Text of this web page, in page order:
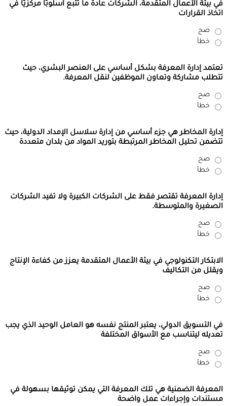
في بيئة الأعمال المتقدمة، الشركات عادة ما تتبع أسلوبًا مركزيًا في
اتخاذ القرارات
صح
خطأ
تعتمد إدارة المعرفة بشكل أساسي على العنصر البشري، حيث
تتطلب مشاركة وتعاون الموظفين لنقل المعرفة.
صح
خطأ
إدارة المخاطر هي جزء أساسي من إدارة سلاسل الإمداد الدولية، حيث
تتضمن تحليل المخاطر المرتبطة بتوريد المواد من بلدان متعددة
صح
خطأ
إدارة المعرفة تقتصر فقط على الشركات الكبيرة ولا تفيد الشركات
الصغيرة والمتوسطة.
صح
خطأ
الابتكار التكنولوجي في بيئة الأعمال المتقدمة يعزز من كفاءة الإنتاج
ويقلل من التكاليف
صح
خطأ
في التسويق الدولي، يعتبر المنتج نفسه هو العامل الوحيد الذي يجب
تعديله ليتناسب مع الأسواق المختلفة
صح
خطأ
المعرفة الضمنية هي تلك المعرفة التي يمكن توثيقها بسهولة في
مستندات وإجراءات عمل واضحة